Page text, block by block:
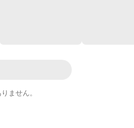
ません。